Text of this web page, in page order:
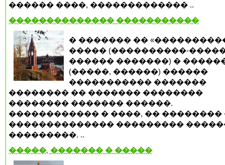
������ ����, ������������� ..
�������������� �����������
� ������� ��
����� (����������-
������ �������) �
(�����, ������) ������
����������� �������
�������� �� ������� ��������
�������� ������� ������.
������������ � ����, �� ��������
�������������� ���������
���������. ..
�����, ������� � �����